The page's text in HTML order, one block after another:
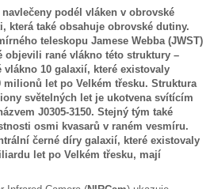
podél vláken v obrovské
která také obsahuje obrovské dutiny.
teleskopu Jamese Webba (JWST)
objevili rané vlákno této struktury –
vlákno 10 galaxií, které existovaly
milionů let po Velkém třesku. Struktura
světelných let je ukotvena svítícím
J0305-3150. Stejný tým také
osmi kvasarů v raném vesmíru.
černé díry galaxií, které existovaly
let po Velkém třesku, mají